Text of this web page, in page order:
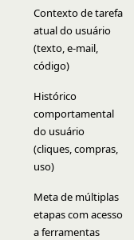
Contexto de tarefa
atual do usuário
(texto, e-mail,
código)
Histórico
comportamental
do usuário
(cliques, compras,
uso)
Meta de múltiplas
etapas com acesso
a ferramentas